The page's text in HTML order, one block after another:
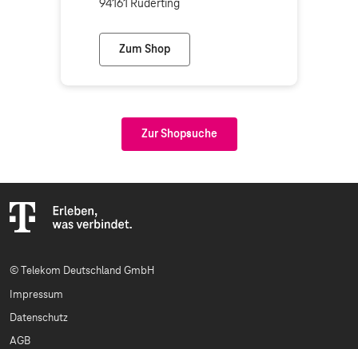
94161 Ruderting
Zum Shop
EP:Electro Praml (Telekom Partner)
Zur Shopsuche
© Telekom Deutschland GmbH
Impressum
Datenschutz
AGB